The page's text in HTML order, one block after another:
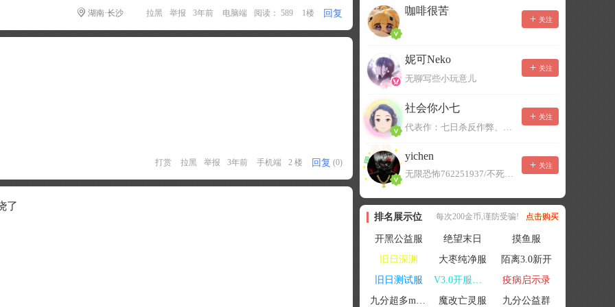
湖南·长沙 拉黑 举报 3年前 电脑端 阅读： 589 1楼 回复
打赏 拉黑 举报 3年前 手机端 2 楼 回复 (0)
了
咖啡很苦
关注
妮可Neko
无聊写些小玩意儿
关注
社会你小七
代表作：七日杀反作弊、七日杀云黑、七日杀BOT、七日杀云商城
关注
yichen
无限恐怖762251937/不死者末日1080207504
关注
排名展示位 每次200金币,谨防受骗! 点击购买
开黑公益服 绝望末日
摸鱼服
旧日深渊
大枣纯净服
陌离3.0新开
旧日测试服
V3.0开服联机
疫病启示录
九分超多mod群
魔改亡灵服 九分公益群